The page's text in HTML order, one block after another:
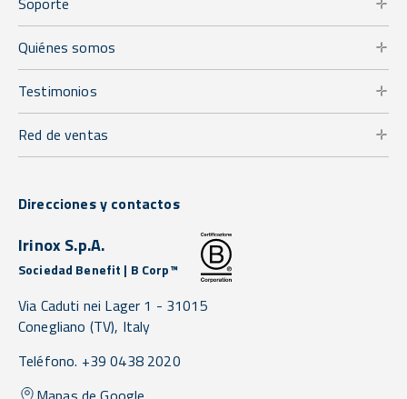
Quiénes somos
Testimonios
Red de ventas
Direcciones y contactos
Irinox S.p.A.
Sociedad Benefit | B Corp™
Via Caduti nei Lager 1 - 31015
Conegliano (TV), Italy
Teléfono. +39 0438 2020